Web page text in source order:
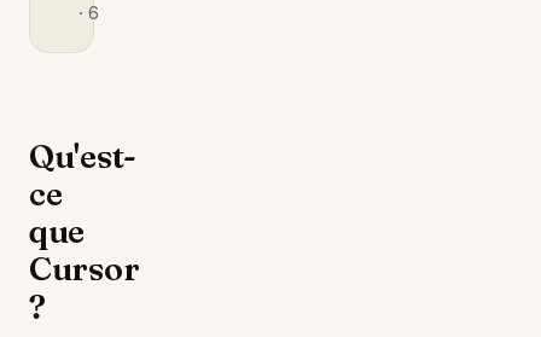
· 6
Qu'est-
ce
que
Cursor
?